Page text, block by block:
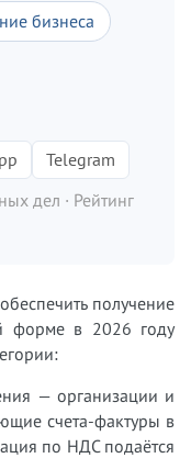
бизнеса
Telegram
дел · Рейтинг
получение
форме в 2026 году
— организации и
счета-фактуры в
по НДС подаётся